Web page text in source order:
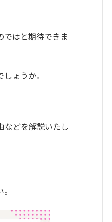
ではと期待できま
ょうか。
などを解説いたし